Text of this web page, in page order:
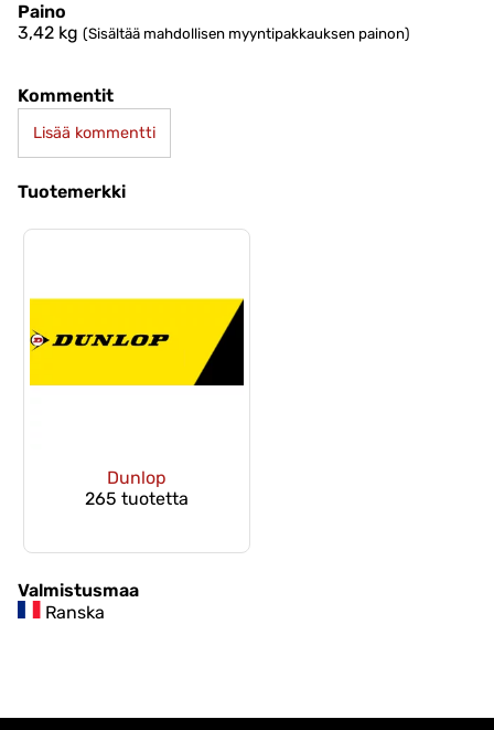
Paino
3,42 kg (Sisältää mahdollisen myyntipakkauksen painon)
Kommentit
Lisää kommentti
Tuotemerkki
Dunlop
265 tuotetta
Valmistusmaa
Ranska